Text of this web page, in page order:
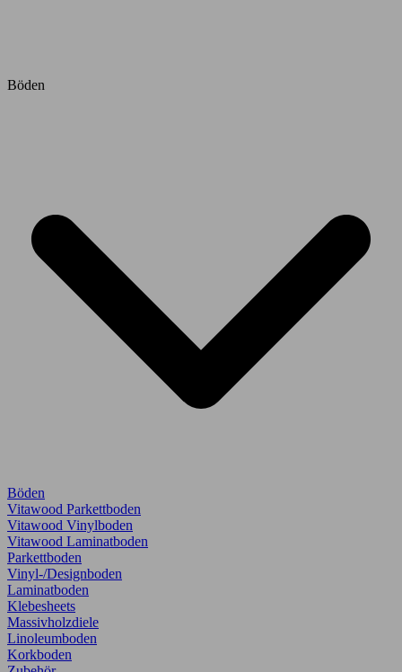
Böden
Böden
Vitawood Parkettboden
Vitawood Vinylboden
Vitawood Laminatboden
Parkettboden
Vinyl-/Designboden
Laminatboden
Klebesheets
Massivholzdiele
Linoleumboden
Korkboden